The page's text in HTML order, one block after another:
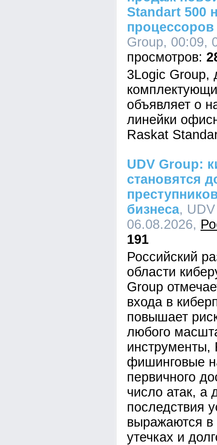
Standart 500
Group, 00:09,
3Logic Group,
объявляет о
линейки
Raskat
UDV Group:
становятся
бизнеса,
06.08.2026,
191
Российский
области
Group
входа в
повышает
любого
фишинговые
первичного
число атак, а
последствия
выражаются в
утечках и